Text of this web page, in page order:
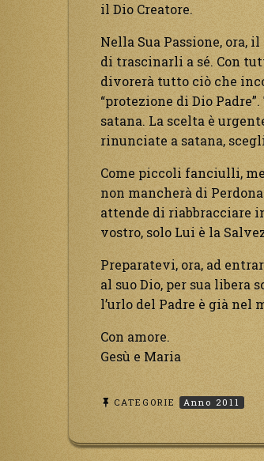
il Dio Creatore.
Nella Sua Passione, ora,
di trascinarli a sé. Con
divorerà tutto ciò che
“protezione di Dio
satana. La scelta è
rinunciate a satana,
Come piccoli fanciulli,
non mancherà di
attende di riabbracciare
vostro, solo Lui è la
Preparatevi, ora, ad
al suo Dio, per sua libera
l’urlo del Padre è già nel
Con amore.
Gesù e Maria
CATEGORIE Anno 2011